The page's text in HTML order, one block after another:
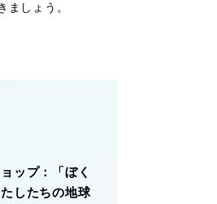
ましょう。
ップ：「ぼく
したちの地球